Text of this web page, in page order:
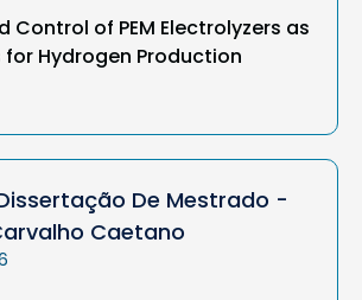
Control of PEM Electrolyzers as
for Hydrogen Production
De Mestrado -
Caetano